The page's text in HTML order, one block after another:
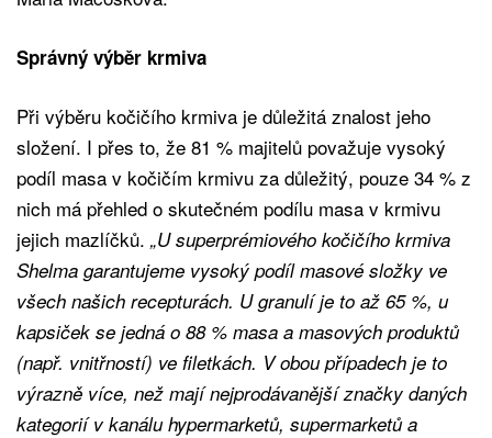
Správný výběr krmiva
Při výběru kočičího krmiva je důležitá znalost jeho
složení. I přes to, že 81 % majitelů považuje vysoký
podíl masa v kočičím krmivu za důležitý, pouze 34 % z
nich má přehled o skutečném podílu masa v krmivu
jejich mazlíčků. „U superprémiového kočičího krmiva
Shelma garantujeme vysoký podíl masové složky ve
všech našich recepturách. U granulí je to až 65 %, u
kapsiček se jedná o 88 % masa a masových produktů
(např. vnitřností) ve filetkách. V obou případech je to
výrazně více, než mají nejprodávanější značky daných
kategorií v kanálu hypermarketů, supermarketů a